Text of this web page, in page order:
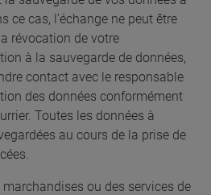
ce cas, l’échange ne peut être
révocation de votre
à la sauvegarde de données,
contact avec le responsable
des données conformément
Toutes les données à
au cours de la prise de
ou des services de